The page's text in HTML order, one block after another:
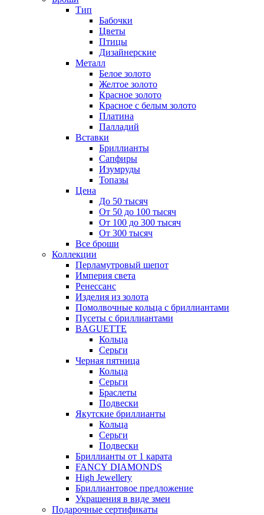
Тип
Бабочки
Цветы
Птицы
Дизайнерские
Металл
Белое золото
Желтое золото
Красное золото
Красное с белым золото
Платина
Палладий
Вставки
Бриллианты
Сапфиры
Изумруды
Топазы
Цена
До 50 тысяч
От 50 до 100 тысяч
От 100 до 300 тысяч
От 300 тысяч
Все броши
Коллекции
Перламутровый шепот
Империя света
Ренессанс
Изделия из золота
Помолвочные кольца с бриллиантами
Пусеты с бриллиантами
BAGUETTE
Кольца
Серьги
Черная пятница
Кольца
Серьги
Браслеты
Подвески
Якутские бриллианты
Кольца
Серьги
Подвески
Бриллианты от 1 карата
FANCY DIAMONDS
High Jewellery
Бриллиантовое предложение
Украшения в виде змеи
Подарочные сертификаты